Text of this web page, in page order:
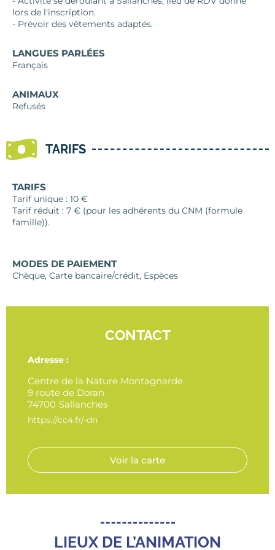
CONTACT
Adresse :
Centre de la Nature Montagnarde
9 route de Doran
74700 Sallanches
https://cc4.fr/-dn
Voir la carte
lors de l'inscription.
- Prévoir des vêtements adaptés.
LANGUES PARLÉES
Français
ANIMAUX
Refusés
TARIFS
TARIFS
Tarif unique : 10 €
Tarif réduit : 7 € (pour les adhérents du CNM (formule
famille)).
MODES DE PAIEMENT
Chèque, Carte bancaire/crédit, Espèces
LIEUX DE L’ANIMATION